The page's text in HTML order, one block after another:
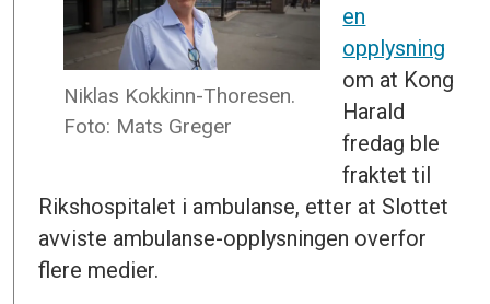
Niklas Kokkinn-Thoresen.
Foto: Mats Greger
en
opplysning
om at Kong
Harald
fredag ble
fraktet til
Rikshospitalet i ambulanse, etter at Slottet
avviste ambulanse-opplysningen overfor
flere medier.